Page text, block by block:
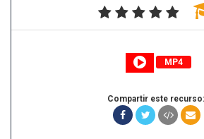
MP4
Compartir este recurso: